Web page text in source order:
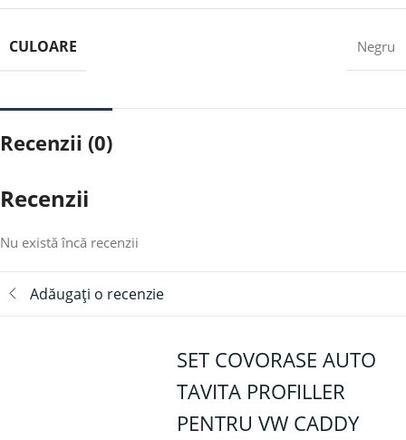
CULOARE Negru
Recenzii (0)
Recenzii
Nu există încă recenzii
Adăugați o recenzie
SET COVORASE AUTO
TAVITA PROFILLER
PENTRU VW CADDY